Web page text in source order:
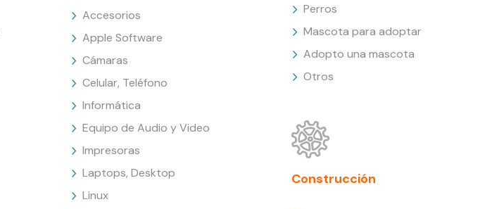
Accesorios
Apple Software
Cámaras
Celular, Teléfono
Informática
Equipo de Audio y Video
Impresoras
Laptops, Desktop
Linux
Perros
Mascota para adoptar
Adopto una mascota
Otros
Construcción